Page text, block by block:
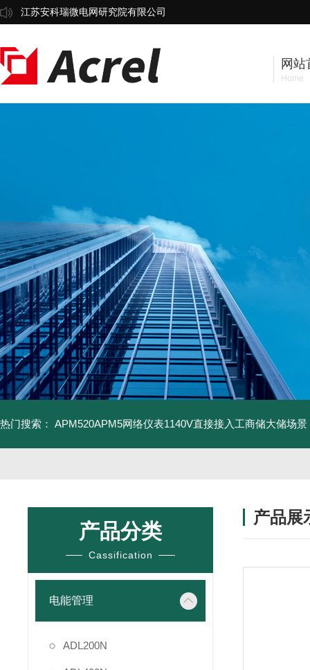
江苏安科瑞微电网研究院有限公司
网站
Home
热门搜索： APM520APM5网络仪表1140V直接接入工商储大储场景
产品分类
Cassification
电能管理
ADL200N
产品展